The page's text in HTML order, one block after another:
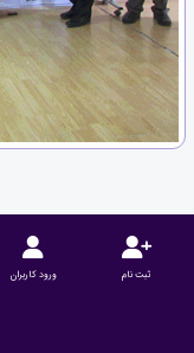
ثبت نام ورود کاربران